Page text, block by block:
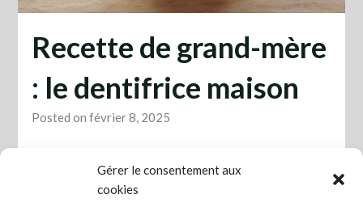
Gérer le consentement aux
cookies
Recette de grand-mère
: le dentifrice maison
Posted on février 8, 2025
-une cuillère d’huile de coco